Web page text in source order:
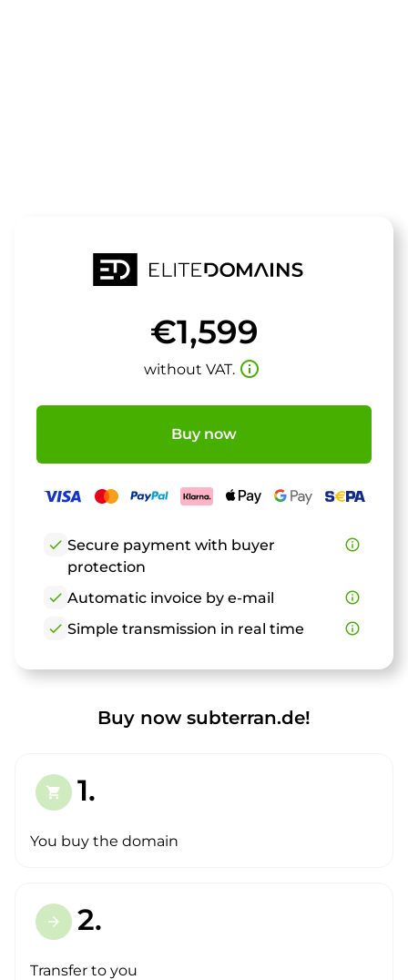
€1,599
without VAT. info_outline
Buy now
check Secure payment with buyer
protection
info_outline
check Automatic invoice by e-mail
info_outline
check Simple transmission in real time info_outline
Buy now subterran.de!
shopping_cart 1.
You buy the domain
arrow_forward 2.
Transfer to you